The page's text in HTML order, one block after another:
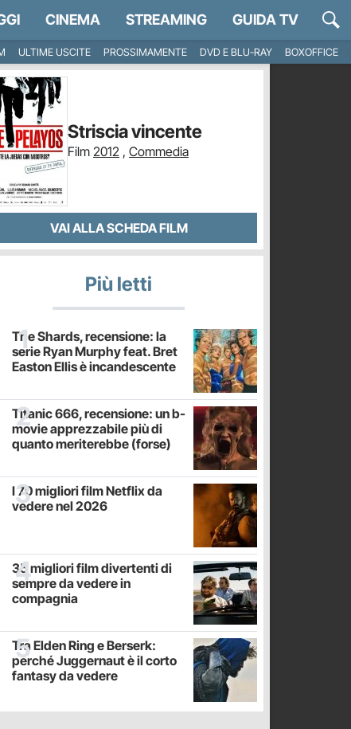
CINEMA STREAMING GUIDA TV
ULTIME USCITE PROSSIMAMENTE DVD E BLU-RAY
BOXOFFICE
Striscia vincente
Film 2012 , Commedia
VAI ALLA SCHEDA FILM
Più letti
The Shards, recensione: la
serie Ryan Murphy feat. Bret
Easton Ellis è incandescente
Titanic 666, recensione: un b-
movie apprezzabile più di
quanto meriterebbe (forse)
I 70 migliori film Netflix da
vedere nel 2026
35 migliori film divertenti di
sempre da vedere in
compagnia
Tra Elden Ring e Berserk:
perché Juggernaut è il corto
fantasy da vedere